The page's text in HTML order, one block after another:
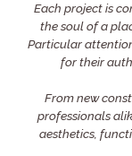
Each project is
the soul of a
Particular
for their
From new
professionals
aesthetics,